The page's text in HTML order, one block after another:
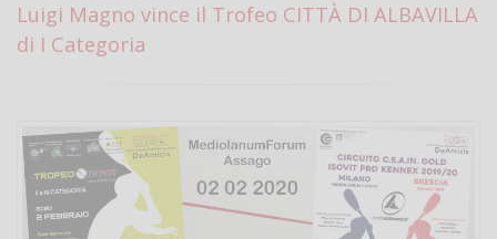
Luigi Magno vince il Trofeo CITTÀ DI ALBAVILLA
di I Categoria